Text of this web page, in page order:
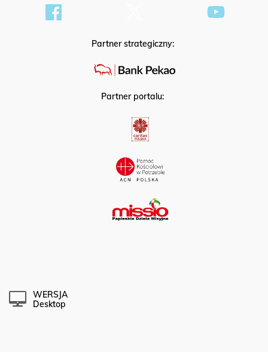
Partner strategiczny:
Partner portalu:
WERSJA
Desktop